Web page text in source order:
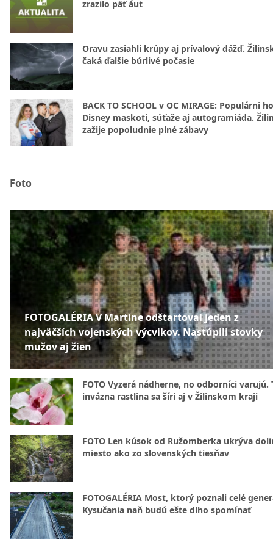
zrazilo päť áut
Oravu zasiahli krúpy aj prívalový dážď.
čaká ďalšie búrlivé počasie
BACK TO SCHOOL v OC MIRAGE: Populárni
Disney maskoti, súťaže aj autogramiáda.
zažije popoludnie plné zábavy
Foto
FOTOGALÉRIA V Martine odštartoval jeden z
najväčších vojenských výcvikov. Nastúpili stovky
mužov aj žien
FOTO Vyzerá nádherne, no odborníci varujú.
invázna rastlina sa šíri aj v Žilinskom kraji
FOTO Len kúsok od Ružomberka ukrýva
miesto ako zo slovenských tiesňav
FOTOGALÉRIA Most, ktorý poznali celé
Kysučania naň budú ešte dlho spomínať